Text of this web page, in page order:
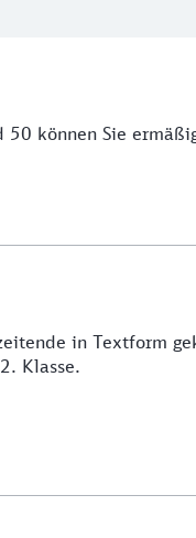
50 können Sie
in Textform
Klasse.